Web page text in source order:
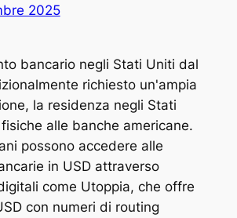
2025
bancario negli Stati Uniti dal
richiesto un'ampia
la residenza negli Stati
alle banche americane.
possono accedere alle
in USD attraverso
come Utoppia, che offre
con numeri di routing